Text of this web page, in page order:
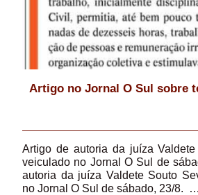
Artigo no Jornal O Sul sobre
Artigo de autoria da juíza
veiculado no Jornal O Sul de
autoria da juíza Valdete Souto
no Jornal O Sul de sábado, 23/8. …